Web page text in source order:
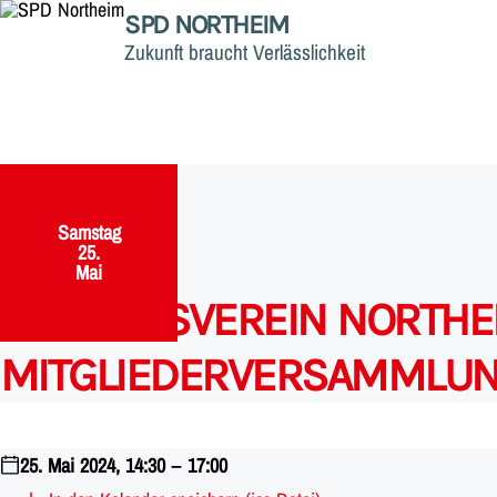
SPD NORTHEIM
Zukunft braucht Verlässlichkeit
Samstag,
25.
Mai
SPD-ORTSVEREIN
25. Mai 2024, 14:30 – 17:00